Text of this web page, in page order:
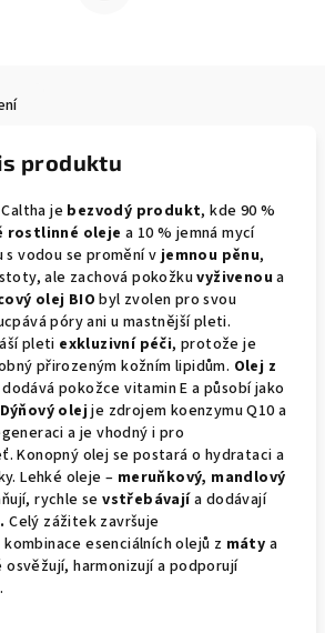
produktu
je bezvodý produkt, kde 90 %
rostlinné oleje a 10 % jemná mycí
s vodou se promění vjemnou pěnu,
ale zachová pokožkuvyživenou a
olej BIO byl zvolen pro svou
póry ani u mastnější pleti.
pleti exkluzivní péči, protože je
přirozeným kožním lipidům. Olej z
dodává pokožce vitamin E a působí jako
Dýňový olejje zdrojem koenzymu Q10 a
a je vhodný i pro
Konopný olej se postará o hydrataci a
Lehké oleje – meruňkový, mandlový
rychle sevstřebávajía dodávají
Celý zážitek završuje
esenciálních olejů z máty a
harmonizují a podporují